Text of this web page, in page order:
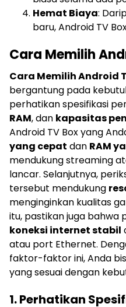
Hemat Biaya:
baru, Android TV
Cara Memilih
Cara Memilih Android
bergantung pada
perhatikan spesifikasi
RAM, dan kapasitas
Android TV Box yang
yang cepat dan RAM
mendukung streaming
lancar. Selanjutnya,
tersebut mendukung
menginginkan kualitas
itu, pastikan juga bahwa
koneksi internet stabil
atau port Ethernet.
faktor-faktor ini, Anda
yang sesuai dengan
1. Perhatikan